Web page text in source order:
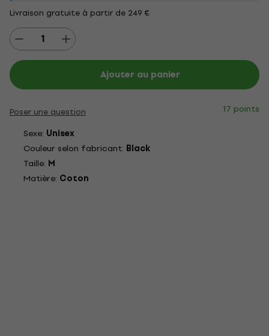
Livraison gratuite à partir de 249 €
Ajouter au panier
Poser une question
17 points
Sexe: Unisex
Couleur selon fabricant: Black
Taille: M
Matière: Coton